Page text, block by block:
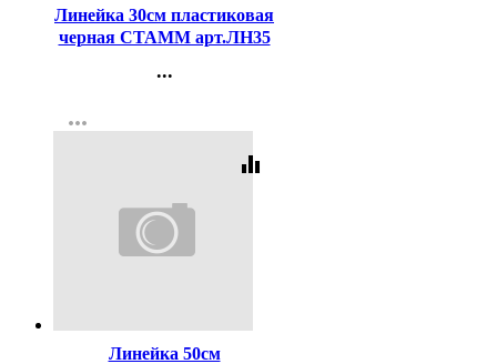
Линейка 30см пластиковая
черная СТАММ арт.ЛН35
...
Регистрация
more_horiz
equalizer
Линейка 50см